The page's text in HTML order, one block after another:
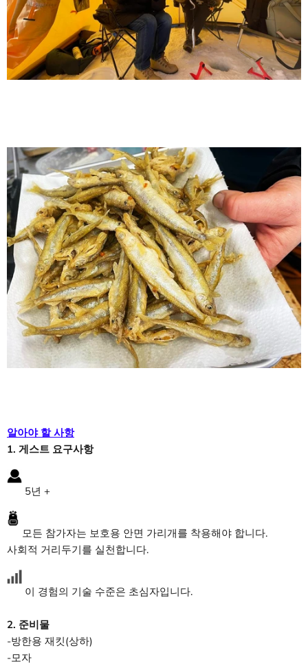
알아야 할 사항
1. 게스트 요구사항
5년 +
모든 참가자는 보호용 안면 가리개를 착용해야 합니다.
사회적 거리두기를 실천합니다.
이 경험의 기술 수준은 초심자입니다.
2. 준비물
-방한용 재킷(상하)
-모자